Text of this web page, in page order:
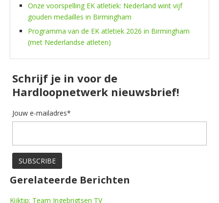
Onze voorspelling EK atletiek: Nederland wint vijf
gouden medailles in Birmingham
Programma van de EK atletiek 2026 in Birmingham
(met Nederlandse atleten)
Schrijf je in voor de
Hardloopnetwerk nieuwsbrief!
Jouw e-mailadres*
Gerelateerde Berichten
Kijktip: Team Ingebrigtsen TV